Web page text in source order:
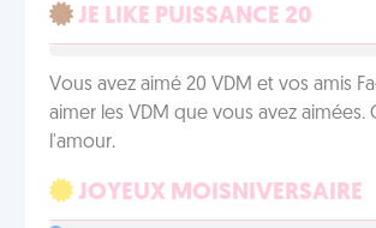
JE LIKE PUISSANCE 20
Vous avez aimé 20 VDM et vos amis
aimer les VDM que vous avez aimées.
l'amour.
JOYEUX MOISNIVERSAIRE